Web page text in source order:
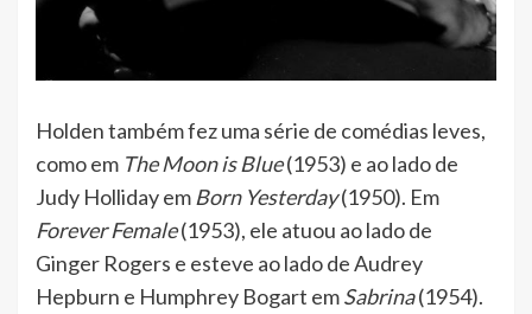
Holden também fez uma série de comédias leves,
como em The Moon is Blue(1953) e ao lado de
Judy Holliday em Born Yesterday(1950). Em
Forever Female(1953), ele atuou ao lado de
Ginger Rogers e esteve ao lado de Audrey
Hepburn e Humphrey Bogart emSabrina(1954).